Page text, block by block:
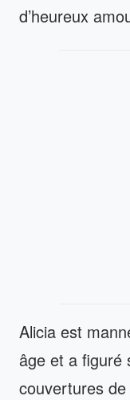
d’heureux
Alicia est
âge et a figuré
couvertures